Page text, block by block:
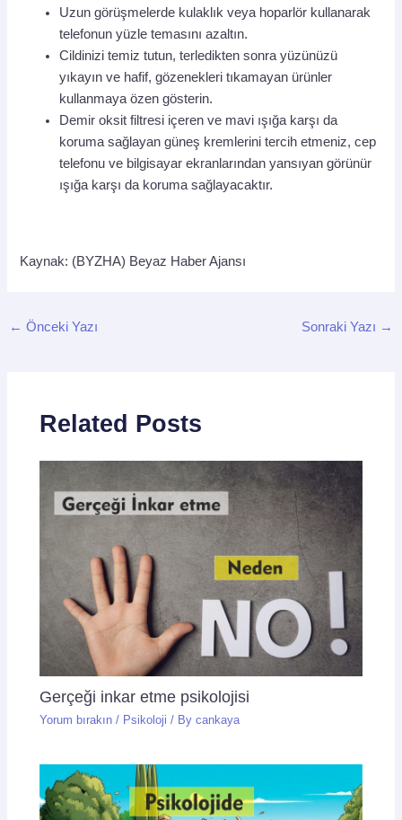
Uzun görüşmelerde kulaklık veya hoparlör kullanarak
telefonun yüzle temasını azaltın.
Cildinizi temiz tutun, terledikten sonra yüzünüzü
yıkayın ve hafif, gözenekleri tıkamayan ürünler
kullanmaya özen gösterin.
Demir oksit filtresi içeren ve mavi ışığa karşı da
koruma sağlayan güneş kremlerini tercih etmeniz, cep
telefonu ve bilgisayar ekranlarından yansıyan görünür
ışığa karşı da koruma sağlayacaktır.
Kaynak: (BYZHA) Beyaz Haber Ajansı
← Önceki Yazı Sonraki Yazı →
Related Posts
Gerçeği inkar etme psikolojisi
Yorum bırakın / Psikoloji / Bycankaya